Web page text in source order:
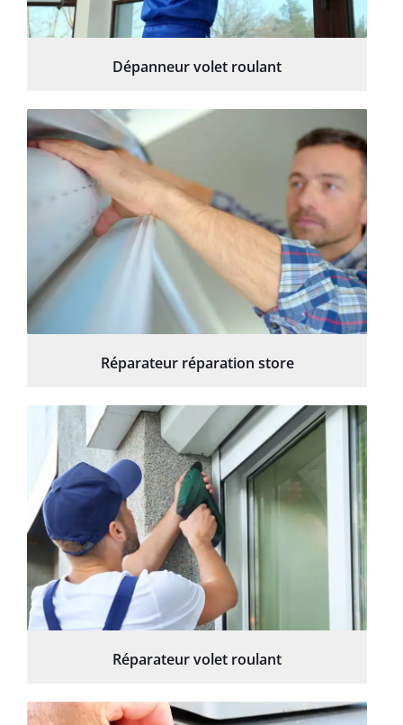
Dépanneur volet roulant
Réparateur réparation store
Réparateur volet roulant